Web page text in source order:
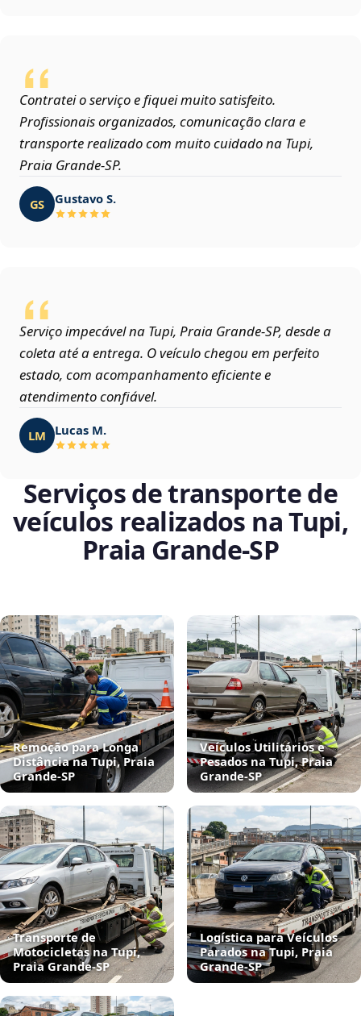
Contratei o serviço e fiquei muito satisfeito.
Profissionais organizados, comunicação clara e
transporte realizado com muito cuidado na Tupi,
Praia Grande‑SP.
GS Gustavo S.
Serviço impecável na Tupi, Praia Grande‑SP, desde a
coleta até a entrega. O veículo chegou em perfeito
estado, com acompanhamento eficiente e
atendimento confiável.
LM Lucas M.
Serviços de transporte de
veículos realizados na Tupi,
Praia Grande‑SP
Remoção para Longa
Distância na Tupi, Praia
Grande‑SP
Veículos Utilitários e
Pesados na Tupi, Praia
Grande‑SP
Transporte de
Motocicletas na Tupi,
Praia Grande‑SP
Logística para Veículos
Parados na Tupi, Praia
Grande‑SP